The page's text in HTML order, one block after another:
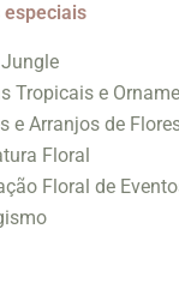
especiais
Tropicais e
e Arranjos de
Floral
Floral de